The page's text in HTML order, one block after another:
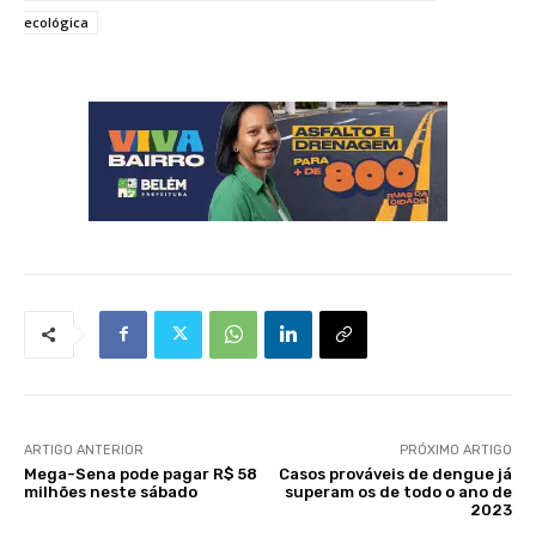
ecológica
ARTIGO ANTERIOR
Mega-Sena pode pagar R$ 58
milhões neste sábado
PRÓXIMO ARTIGO
Casos prováveis de dengue já
superam os de todo o ano de
2023